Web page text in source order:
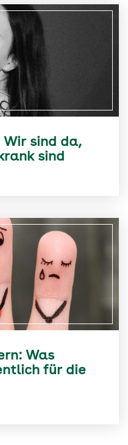
sind da,
sind
Was
für die